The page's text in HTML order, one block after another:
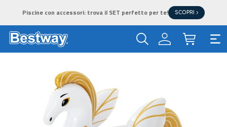
Piscine con accessori: trova il SET perfetto per te! SCOPRI >